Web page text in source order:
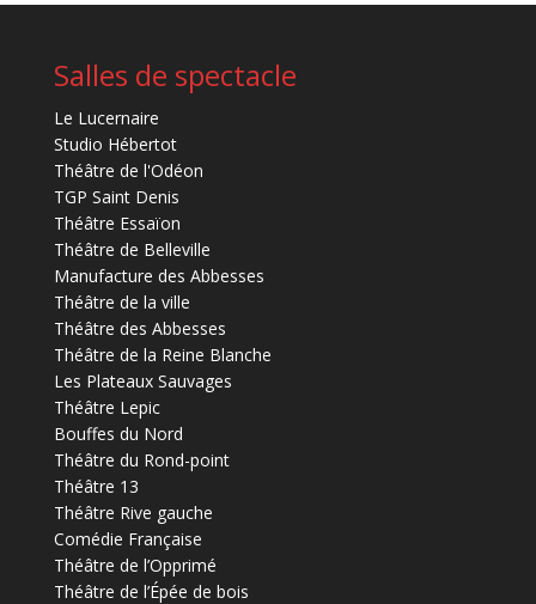
Salles de spectacle
Le Lucernaire
Studio Hébertot
Théâtre de l'Odéon
TGP Saint Denis
Théâtre Essaïon
Théâtre de Belleville
Manufacture des Abbesses
Théâtre de la ville
Théâtre des Abbesses
Théâtre de la Reine Blanche
Les Plateaux Sauvages
Théâtre Lepic
Bouffes du Nord
Théâtre du Rond-point
Théâtre 13
Théâtre Rive gauche
Comédie Française
Théâtre de l’Opprimé
Théâtre de l’Épée de bois